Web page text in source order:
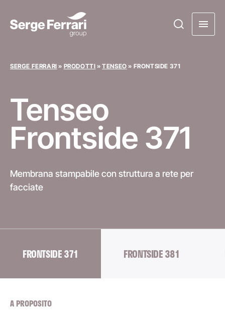
SERGE FERRARI » PRODOTTI »TENSEO » FRONTSIDE 371
Tenseo
Frontside 371
Membrana stampabile con struttura a rete per
facciate
FRONTSIDE 371 FRONTSIDE 381
A PROPOSITO